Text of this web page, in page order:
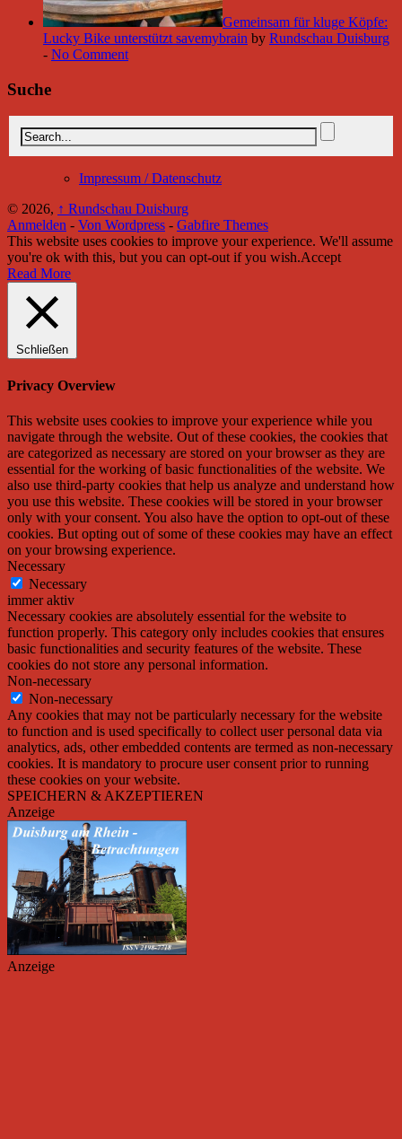
Gemeinsam für kluge Köpfe:
Lucky Bike unterstützt savemybrain by Rundschau Duisburg
- No Comment
Suche
Impressum / Datenschutz
© 2026, ↑ Rundschau Duisburg
Anmelden - Von Wordpress - Gabfire Themes
This website uses cookies to improve your experience. We'll assume
you're ok with this, but you can opt-out if you wish.Accept
Read More
Schließen
Privacy Overview
This website uses cookies to improve your experience while you
navigate through the website. Out of these cookies, the cookies that
are categorized as necessary are stored on your browser as they are
essential for the working of basic functionalities of the website. We
also use third-party cookies that help us analyze and understand how
you use this website. These cookies will be stored in your browser
only with your consent. You also have the option to opt-out of these
cookies. But opting out of some of these cookies may have an effect
on your browsing experience.
Necessary
Necessary
immer aktiv
Necessary cookies are absolutely essential for the website to
function properly. This category only includes cookies that ensures
basic functionalities and security features of the website. These
cookies do not store any personal information.
Non-necessary
Non-necessary
Any cookies that may not be particularly necessary for the website
to function and is used specifically to collect user personal data via
analytics, ads, other embedded contents are termed as non-necessary
cookies. It is mandatory to procure user consent prior to running
these cookies on your website.
SPEICHERN & AKZEPTIEREN
Anzeige
Anzeige